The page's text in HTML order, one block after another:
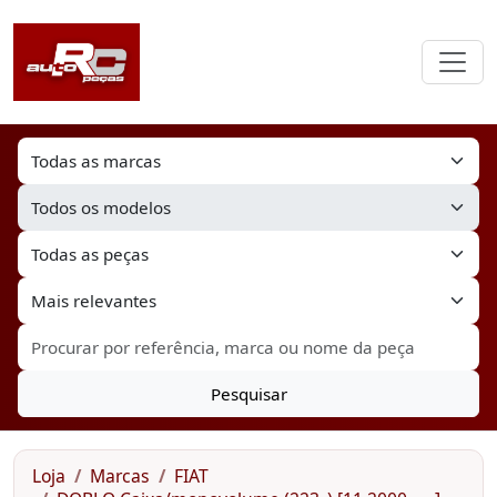
Pesquisar
Loja Marcas
FIAT